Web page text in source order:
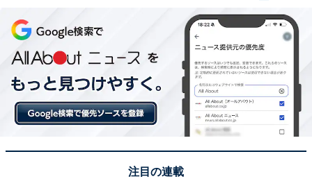
「氷見温泉郷 くつろぎの宿 うみあかり」は海越し
注目の連載